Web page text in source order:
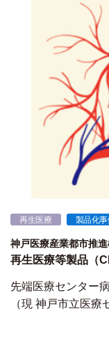
再生医療 製品化事
神戸医療産業都市推
再生医療等製品（
先端医療センター
（現 神戸市立医療